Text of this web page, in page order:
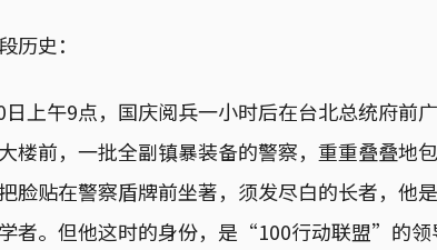
历史：
日上午9点，国庆阅兵一小时后在台北总统府前
楼前，一批全副镇暴装备的警察，重重叠叠地
脸贴在警察盾牌前坐著，须发尽白的长者，他
者。但他这时的身份，是“100行动联盟”的领